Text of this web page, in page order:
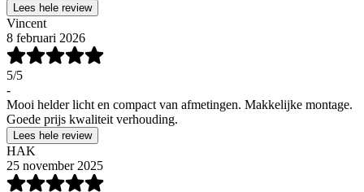
Lees hele review
Vincent
8 februari 2026
5/5
-
Mooi helder licht en compact van afmetingen. Makkelijke montage.
Goede prijs kwaliteit verhouding.
Lees hele review
HAK
25 november 2025